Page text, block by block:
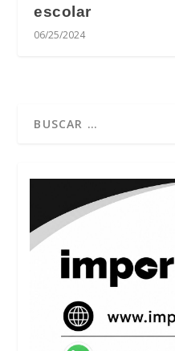
escolar
06/25/2024